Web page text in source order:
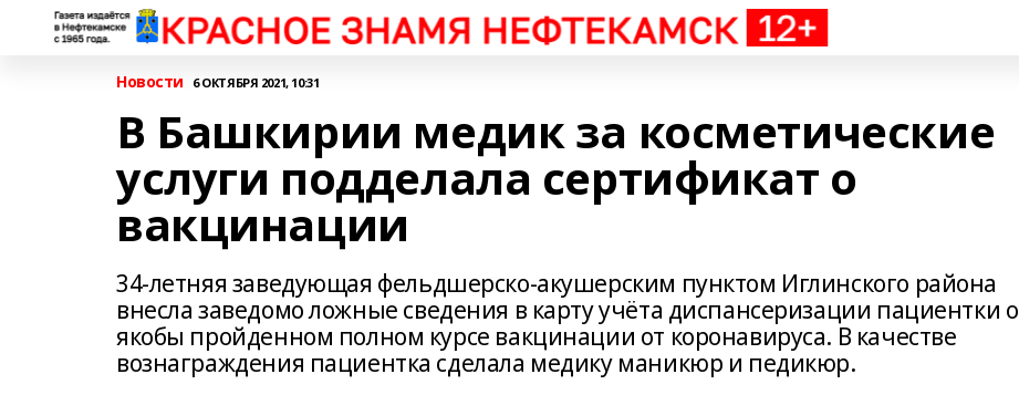
Новости 6 ОКТЯБРЯ 2021, 10:31
В Башкирии медик за косметические
услуги подделала сертификат о
вакцинации
34-летняя заведующая фельдшерско-акушерским пунктом Иглинского района
внесла заведомо ложные сведения в карту учёта диспансеризации пациентки о
якобы пройденном полном курсе вакцинации от коронавируса. В качестве
вознаграждения пациентка сделала медику маникюр и педикюр.